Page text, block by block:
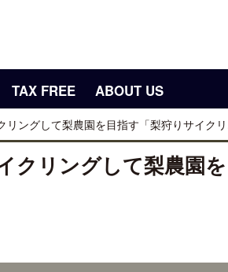
TAX FREE ABOUT US
ングして梨農園を目指す「梨狩りサイク
クリングして梨農園